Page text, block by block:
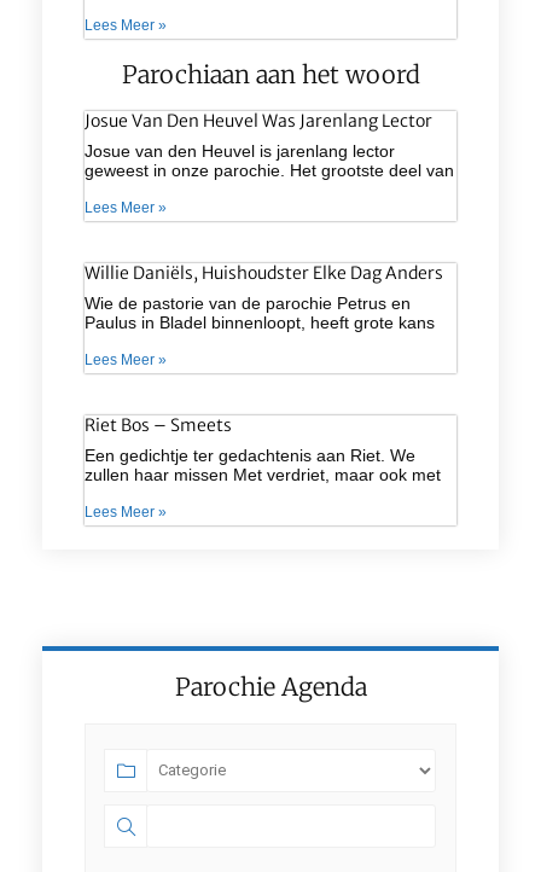
Lees Meer »
Parochiaan aan het woord
Josue Van Den Heuvel Was Jarenlang Lector
Josue van den Heuvel is jarenlang lector
geweest in onze parochie. Het grootste deel van
Lees Meer »
Willie Daniëls, Huishoudster Elke Dag Anders
Wie de pastorie van de parochie Petrus en
Paulus in Bladel binnenloopt, heeft grote kans
Lees Meer »
Riet Bos – Smeets
Een gedichtje ter gedachtenis aan Riet. We
zullen haar missen Met verdriet, maar ook met
Lees Meer »
Parochie Agenda